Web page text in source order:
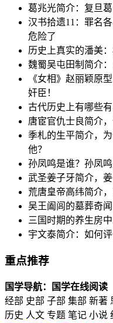
葛兆光简介：复旦
汉书拾遗11：罪名
危险了
历史上真实的潘美
魏蜀吴屯田制简介
《女相》赵丽颖原
奸臣！
古代历史上有哪些
唐宦官仇士良简介
季札的生平简介，
他？
孙凤鸣是谁？孙凤
武圣姜子牙简介，
荒唐皇帝高纬简介
吴王阖闾的墓葬奇
三国时期的养生房
宇文泰简介：如何
重点推荐
国学导航：国学在线阅读
经部 史部 子部 集部 新著
历史 人文 专题 笔记 小说